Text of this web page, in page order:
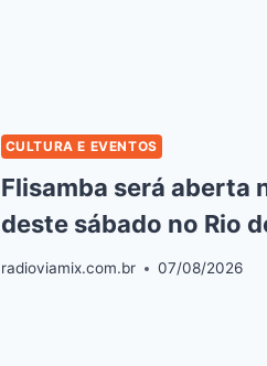
CULTURA E EVENTOS
Flisamba será aberta
deste sábado no Rio
radioviamix.com.br 07/08/2026